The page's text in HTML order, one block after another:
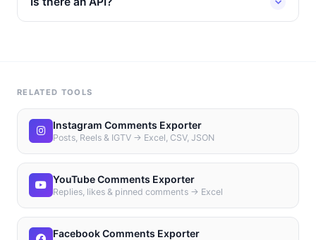
RELATED TOOLS
Instagram Comments Exporter
Posts, Reels & IGTV → Excel, CSV, JSON
YouTube Comments Exporter
Replies, likes & pinned comments → Excel
Facebook Comments Exporter